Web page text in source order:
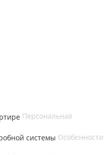
Персональная
Особенности